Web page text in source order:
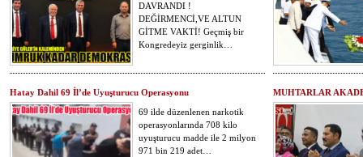
DAVRANDI !
DEĞİRMENCİ,VE ALTUN
GİTME VAKTİ! Geçmiş bir
Kongredeyiz gerginlik…
Hatay Dahil 69 İl’de Uyuşturucu Operasyonu
69 ilde düzenlenen narkotik
operasyonlarında 708 kilo
uyuşturucu madde ile 2 milyon
971 bin 219 adet…
MUHTARLAR